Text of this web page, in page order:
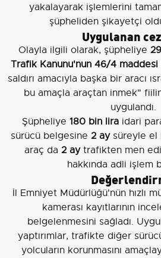
yakalayarak işlemlerini
şüpheliden şikayetçi
Uygulanan
Olayla ilgili olarak, şüpheliye
Trafik Kanunu'nun 46/4 maddesi
saldırı amacıyla başka bir aracı
bu amaçla araçtan inmek"
uygulandı.
Şüpheliye 180 bin liraidari
sürücü belgesine 2 aysüreyle el
araç da 2 aytrafikten men
hakkında adli işlem
İl Emniyet Müdürlüğü'nün hızlı
kamerası kayıtlarının
belgelenmesini sağladı.
yaptırımlar, trafikte diğer
yolcuların korunmasını